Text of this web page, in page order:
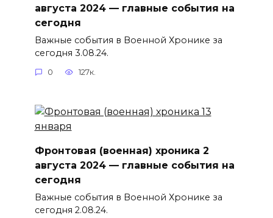
августа 2024 — главные события на
сегодня
Важные события в Военной Хронике за
сегодня 3.08.24.
0 127к.
Фронтовая (военная) хроника 2
августа 2024 — главные события на
сегодня
Важные события в Военной Хронике за
сегодня 2.08.24.